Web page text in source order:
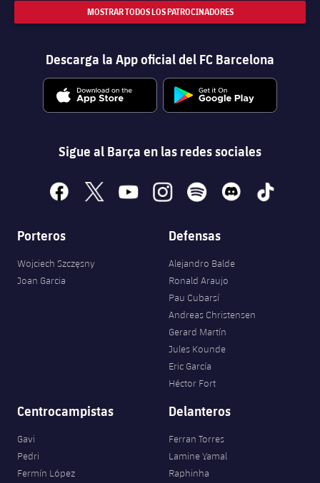
MOSTRAR TODOS LOS PATROCINADORES
Descarga la App oficial del FC Barcelona
Sigue al Barça en las redes sociales
facebook
x youtubeinstagramspotify discord tiktok
Porteros
Wojciech Szczęsny
Joan Garcia
Defensas
Alejandro Balde
Ronald Araujo
Pau Cubarsí
Andreas Christensen
Gerard Martín
Jules Kounde
Eric García
Héctor Fort
Centrocampistas
Gavi
Pedri
Fermín López
Delanteros
Ferran Torres
Lamine Yamal
Raphinha